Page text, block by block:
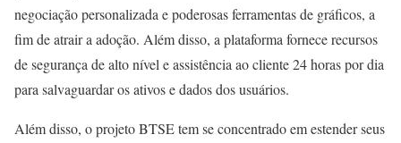
negociação personalizada e poderosas ferramentas de gráficos, a
fim de atrair a adoção. Além disso, a plataforma fornece recursos
de segurança de alto nível e assistência ao cliente 24 horas por dia
para salvaguardar os ativos e dados dos usuários.
Além disso, o projeto BTSE tem se concentrado em estender seus